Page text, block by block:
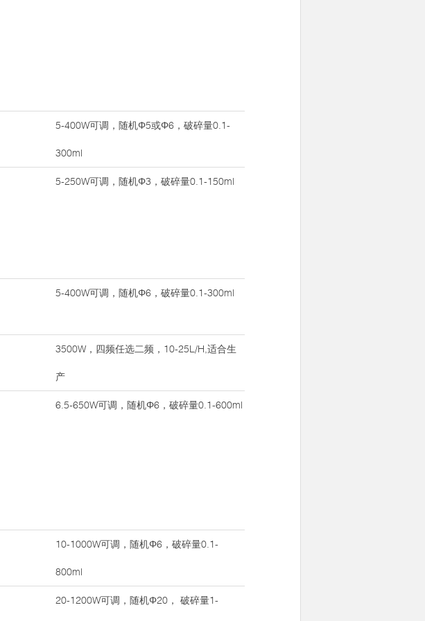
5-400W可调，随机Φ5或Φ6，破碎量0.1-
300ml
5-250W可调，随机Φ3，破碎量0.1-150ml
5-400W可调，随机Φ6，破碎量0.1-300ml
3500W，四频任选二频，10-25L/H,适合生
产
6.5-650W可调，随机Φ6，破碎量0.1-600ml
10-1000W可调，随机Φ6，破碎量0.1-
800ml
20-1200W可调，随机Φ20， 破碎量1-